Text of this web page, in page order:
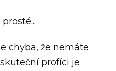
chyba, že nemáte
profíci je